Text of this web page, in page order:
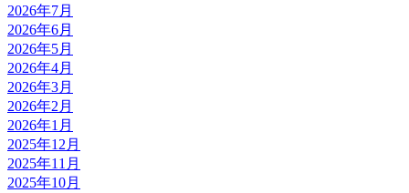
2026年7月
2026年6月
2026年5月
2026年4月
2026年3月
2026年2月
2026年1月
2025年12月
2025年11月
2025年10月